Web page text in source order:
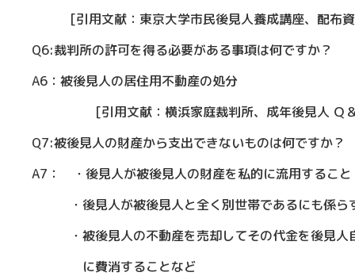
[引用文献：東京大学市民後見人養成講座、配布
Q6:裁判所の許可を得る必要がある事項は何ですか？
A6：被後見人の居住用不動産の処分
[引用文献：横浜家庭裁判所、成年後見人 Ｑ
Q7:被後見人の財産から支出できないものは何ですか？
A7： ・後見人が被後見人の財産を私的に流用すること
・後見人が被後見人と全く別世帯であるにも係ら
・被後見人の不動産を売却してその代金を後見人
に費消することなど